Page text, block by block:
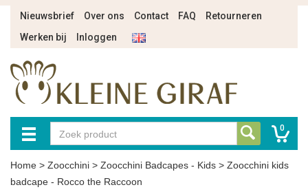
Nieuwsbrief Over ons Contact FAQ
Retourneren
Werken bij
Inloggen
0
Home > Zoocchini > Zoocchini Badcapes - Kids > Zoocchini kids
badcape - Rocco the Raccoon